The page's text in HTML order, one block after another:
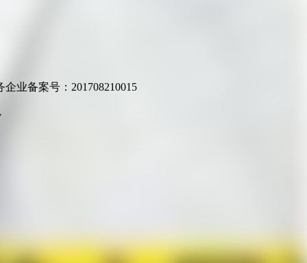
业备案号：201708210015